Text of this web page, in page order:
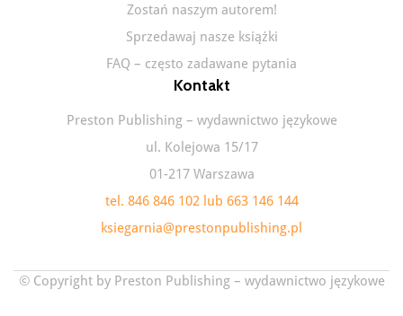
Zostań naszym autorem!
Sprzedawaj nasze książki
FAQ – często zadawane pytania
Kontakt
Preston Publishing – wydawnictwo językowe
ul. Kolejowa 15/17
01-217 Warszawa
tel. 846 846 102 lub 663 146 144
ksiegarnia@prestonpublishing.pl
© Copyright by Preston Publishing – wydawnictwo językowe